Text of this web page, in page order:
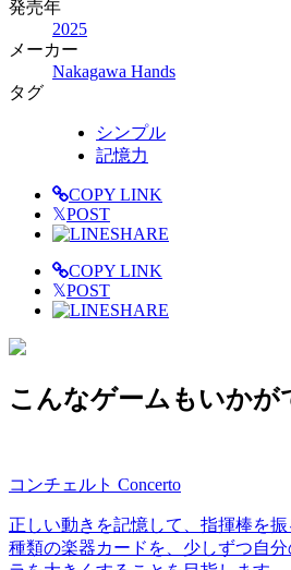
発売年
2025
メーカー
Nakagawa Hands
タグ
シンプル
記憶力
COPY LINK
𝕏POST
SHARE
COPY LINK
𝕏POST
SHARE
こんなゲームもいかが
コンチェルト Concerto
正しい動きを記憶して、指揮棒を
種類の楽器カードを、少しずつ自